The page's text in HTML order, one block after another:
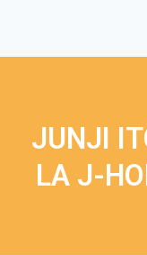
JUNJI
LA J-